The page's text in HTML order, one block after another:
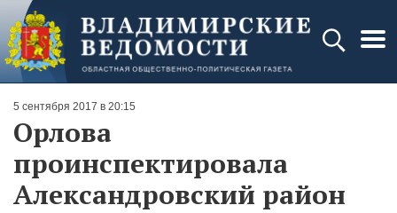
5 сентября 2017 в 20:15
Орлова
проинспектировала
Александровский район